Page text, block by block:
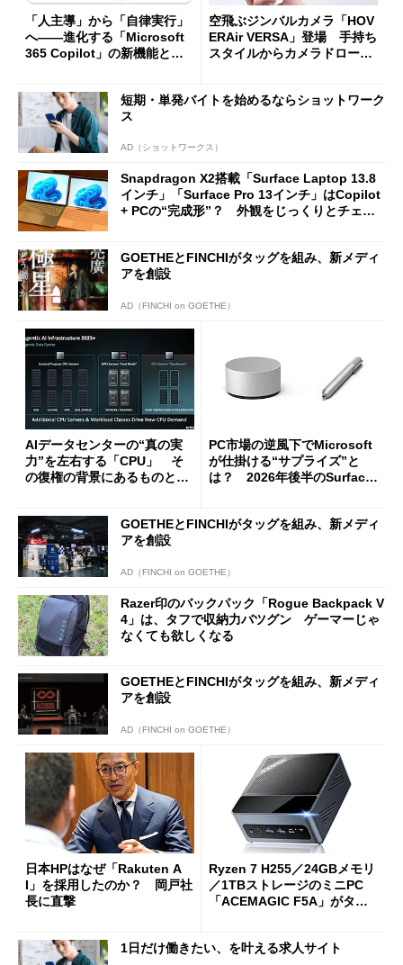
「人主導」から「自律実行」
へ――進化する「Microsoft
365 Copilot」の新機能とエ
空飛ぶジンバルカメラ「HOV
ERAir VERSA」登場 手持ち
スタイルからカメラドローン
短期・単発バイトを始めるならショットワーク
ス
AD（ショットワークス）
Snapdragon X2搭載「Surface Laptop 13.8
インチ」「Surface Pro 13インチ」はCopilot
+ PCの“完成形”？ 外観をじっくりとチェッ
GOETHEとFINCHIがタッグを組み、新メディ
アを創設
AD（FINCHI on GOETHE）
AIデータセンターの“真の実
力”を左右する「CPU」 そ
の復権の背景にあるものと
PC市場の逆風下でMicrosoft
が仕掛ける“サプライズ”と
は？ 2026年後半のSurface
GOETHEとFINCHIがタッグを組み、新メディ
アを創設
AD（FINCHI on GOETHE）
Razer印のバックパック「Rogue Backpack V
4」は、タフで収納力バツグン ゲーマーじゃ
なくても欲しくなる
GOETHEとFINCHIがタッグを組み、新メディ
アを創設
AD（FINCHI on GOETHE）
日本HPはなぜ「Rakuten A
I」を採用したのか？ 岡戸社
長に直撃
Ryzen 7 H255／24GBメモリ
／1TBストレージのミニPC
「ACEMAGIC F5A」がタイ
1日だけ働きたい、を叶える求人サイト